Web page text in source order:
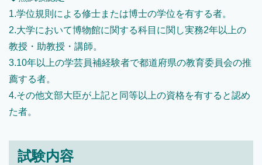
1.学位規則による修士または博士の学位を有する者。
2.大学において博物館に関する科目に関し実務2年以上の
教授・助教授・講師。
3.10年以上の学芸員補経験者で都道府県の教育委員会の推
薦する者。
4.その他文部大臣が上記と同等以上の資格を有すると認め
た者。
試験内容